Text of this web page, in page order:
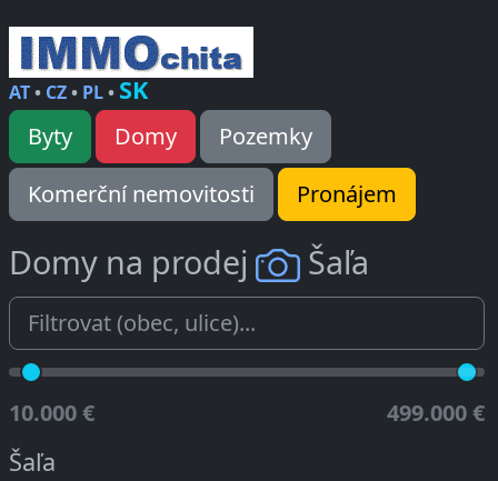
AT• CZ• PL• SK
Byty Domy
Pozemky
Komerční nemovitosti
Pronájem
Domy na prodej Šaľa
10.000 € 499.000 €
Šaľa